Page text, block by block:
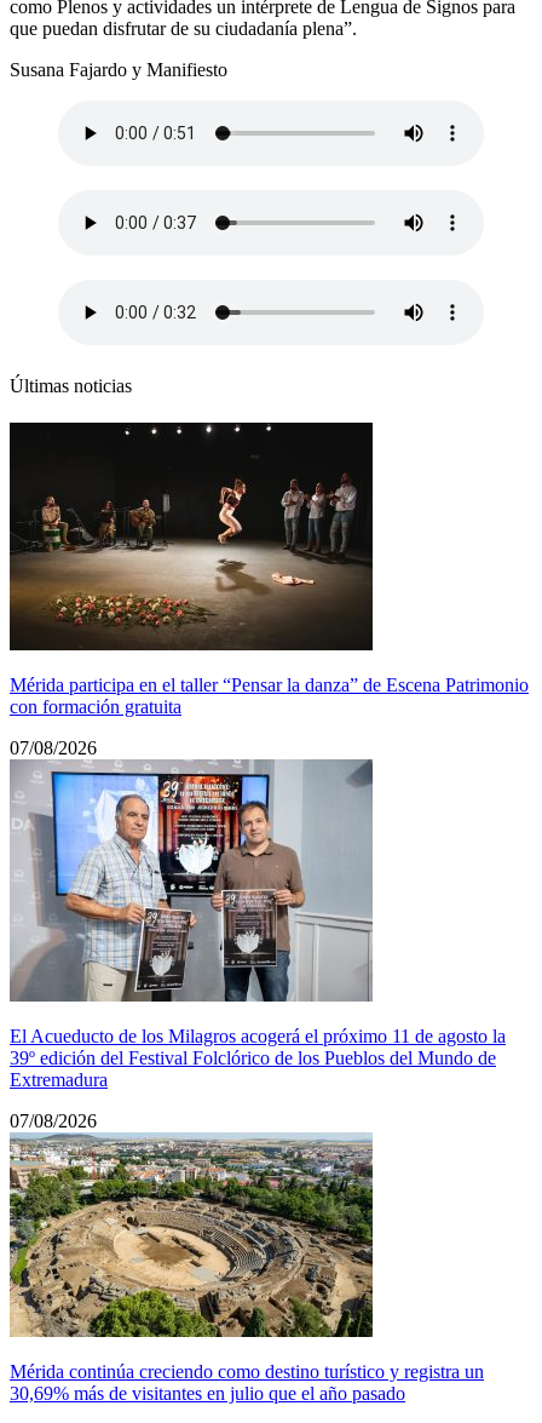
como Plenos y actividades un intérprete de Lengua de Signos para
que puedan disfrutar de su ciudadanía plena”.
Susana Fajardo y Manifiesto
Últimas noticias
Mérida participa en el taller “Pensar la danza” de Escena Patrimonio
con formación gratuita
07/08/2026
El Acueducto de los Milagros acogerá el próximo 11 de agosto la
39º edición del Festival Folclórico de los Pueblos del Mundo de
Extremadura
07/08/2026
Mérida continúa creciendo como destino turístico y registra un
30,69% más de visitantes en julio que el año pasado